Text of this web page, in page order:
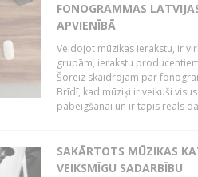
FONOGRAMMAS
APVIENĪBĀ
Veidojot mūzikas ierakstu, ir
grupām, ierakstu
Šoreiz skaidrojam par
Brīdī, kad mūziķi ir veikuši
pabeigšanai un ir tapis reāls
SAKĀRTOTS MŪZIKAS
VEIKSMĪGU SADARBĪBU